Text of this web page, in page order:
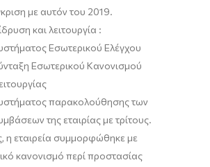
με αυτόν του 2019.
και λειτουργία :
Εσωτερικού Ελέγχου
Εσωτερικού Κανονισμού
παρακολούθησης των
της εταιρίας με τρίτους.
η εταιρεία συμμορφώθηκε με
κανονισμό περί προστασίας